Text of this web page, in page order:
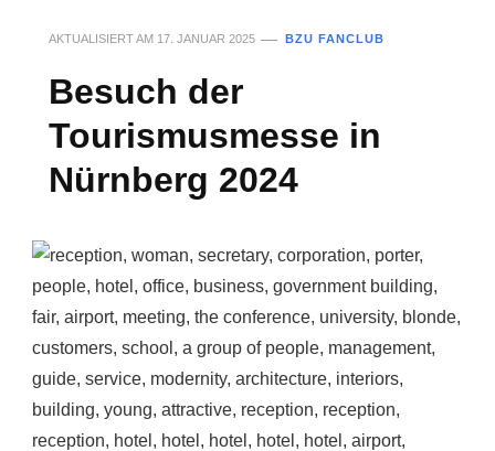
AKTUALISIERT AM 17. JANUAR 2025 BZU FANCLUB
Besuch der
Tourismusmesse in
Nürnberg 2024